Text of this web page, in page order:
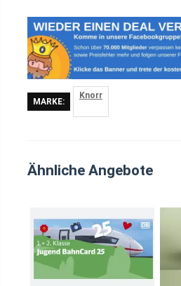
MARKE:
Knorr
Ähnliche Angebote